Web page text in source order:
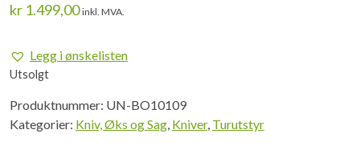
kr 1.499,00 inkl. MVA.
Legg i ønskelisten
Utsolgt
Produktnummer: UN-BO10109
Kategorier: Kniv, Øks og Sag, Kniver, Turutstyr